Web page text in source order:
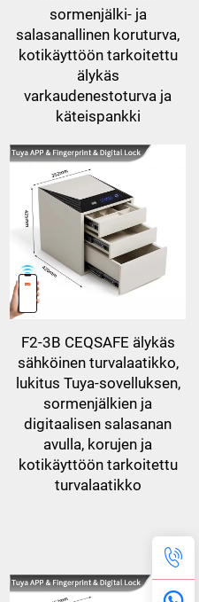
sormenjälki- ja
salasanallinen koruturva,
kotikäyttöön tarkoitettu
älykäs
varkaudenestoturva ja
käteispankki
F2-3B CEQSAFE älykäs
sähköinen turvalaatikko,
lukitus Tuya-sovelluksen,
sormenjälkien ja
digitaalisen salasanan
avulla, korujen ja
kotikäyttöön tarkoitettu
turvalaatikko